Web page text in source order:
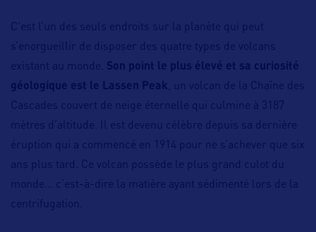
C’est l’un des seuls endroits sur la planète qui peut
s’enorgueillir de disposer des quatre types de volcans
existant au monde. Son point le plus élevé et sa curiosité
géologique est le Lassen Peak , un volcan de la Chaîne des
Cascades couvert de neige éternelle qui culmine à 3187
mètres d’altitude. Il est devenu célèbre depuis sa dernière
éruption qui a commencé en 1914 pour ne s’achever que six
ans plus tard. Ce volcan possède le plus grand culot du
monde… c’est-à-dire la matière ayant sédimenté lors de la
centrifugation.